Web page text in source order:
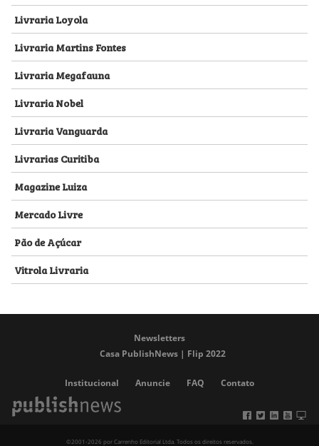
Livraria Loyola
Livraria Martins Fontes
Livraria Megafauna
Livraria Nobel
Livraria Vanguarda
Livrarias Curitiba
Magazine Luiza
Mercado Livre
Pão de Açúcar
Vitrola Livraria
Newsletters
Casa PublishNews | Flip 2022
Institucional Anuncie FAQ Contato
©2001-2026 por Carrenho Editorial Ltda. Todos os direitos reservados.